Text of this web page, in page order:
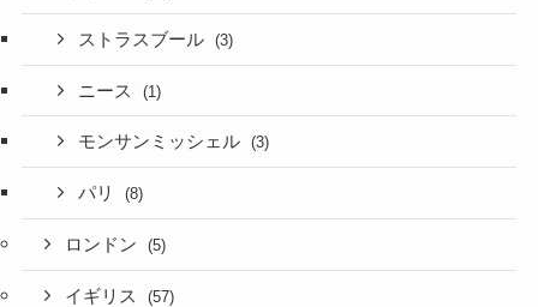
ストラスブール (3)
ニース (1)
モンサンミッシェル (3)
パリ (8)
ロンドン (5)
イギリス (57)